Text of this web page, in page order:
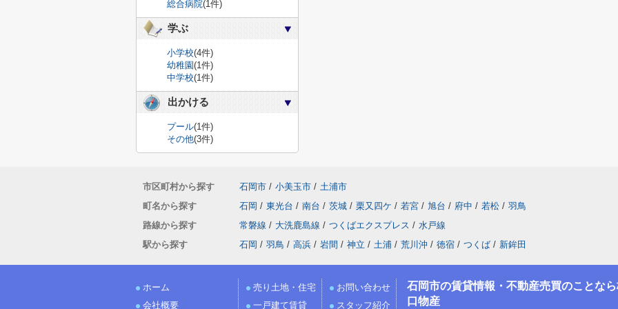
総合病院(1件)
学ぶ
小学校(4件)
幼稚園(1件)
中学校(1件)
出かける
プール(1件)
その他(3件)
市区町村から探す 石岡市 / 小美玉市 / 土浦市
町名から探す
石岡 / 東光台 / 南台 / 茨城 / 栗又四ケ / 若宮 / 旭台 / 府中 / 若松 / 羽鳥
路線から探す
常磐線 / 大洗鹿島線 / つくばエクスプレス / 水戸線
駅から探す
石岡 / 羽鳥 / 高浜 / 岩間 / 神立 / 土浦 / 荒川沖 / 徳宿 / つくば / 新鉾田
ホーム
会社概要
売り土地・住宅
一戸建て賃貸
お問い合わせ
スタッフ紹介
石岡市の賃貸情報・不動産売買のことな
口物産